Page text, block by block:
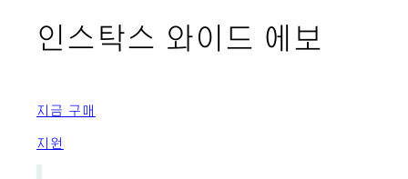
인스탁스 와이드 에보
지금 구매
지원